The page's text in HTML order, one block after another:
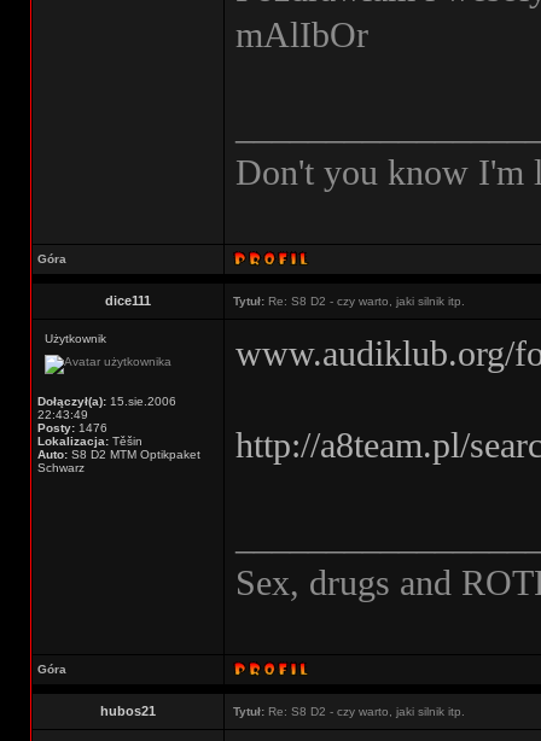
mAlIbOr
Don't you know I'm
Góra
dice111 Tytuł: Re: S8 D2 - czy warto, jaki silnik itp.
Użytkownik
Dołączył(a): 15.sie.2006
22:43:49
Posty: 1476
Lokalizacja: Těšin
Auto: S8 D2 MTM Optikpaket
Schwarz
www.audiklub.org/
http://a8team.pl/
Sex, drugs and
Góra
hubos21 Tytuł: Re: S8 D2 - czy warto, jaki silnik itp.